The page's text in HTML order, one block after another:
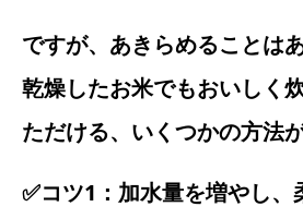
ですが、あきらめることは
乾燥したお米でもおいしく
ただける、いくつかの方法
✅コツ1：加水量を増やし、